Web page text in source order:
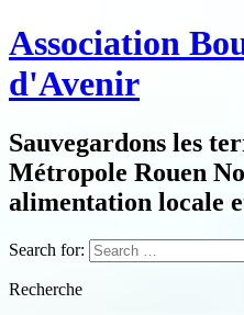
Association
d'Avenir
Sauvegardons les
Métropole Rouen
alimentation locale
Search for:
Recherche